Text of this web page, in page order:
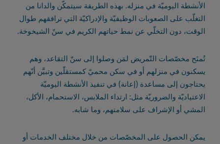
الأنشطة اليوميّة في منزله. بهذه الطريقة سيتمكّن والدانا من
التغلّب على الصعوبات الوظيفيّة والإدراكيّة التي ترافقهم طوال
الوقت، دون التخلّي عن نمط حياتهم الكريم في سنّ الشيخوخة.
تُمنَح مخصّصات التّمريض لمَن وصلوا إلى سنّ التقاعد، وهم
يسكنون في منزلهم أو في سكن محميّ كمستقلّين وتبيَّن أنّهم
يحتاجون إلى مساعدة (إعانة) في تنفيذ الأنشطة اليوميّة
الاعتياديّة والضروريّة مثل: ارتداء الملابس، الاستحمام، الأكل،
المشي أو الإشراف على سلامتهم، وما شابه.
يمكن الحصول على المخصّصات من خلال مختلف الخدمات أو